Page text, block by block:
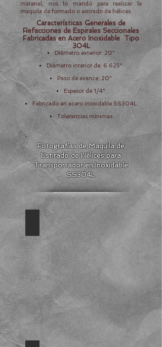
material, nos lo mandó para realizar la
maquila de formado o estirado de hélices.
Características Generales de
Refacciones de Espirales Seccionales
Fabricadas en Acero Inoxidable Tipo
304L
Diámetro exterior: 20"
Diámetro interior de: 6.625"
Paso de avance: 20"
Espesor de 1/4"
Fabricado en acero inoxidable SS304L
Tolerancias mínimas
Fotografías de Maquila de
Estirado de Hélices para
Transportador en Inoxidable
SS304L
Helicoidal
SS304L